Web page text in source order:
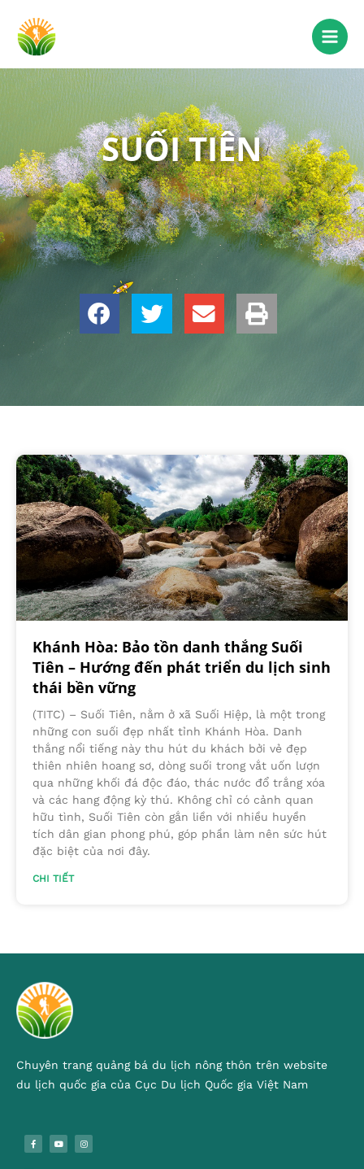
SUỐI TIÊN
Khánh Hòa: Bảo tồn danh thắng Suối
Tiên – Hướng đến phát triển du lịch sinh
thái bền vững
(TITC) – Suối Tiên, nằm ở xã Suối Hiệp, là một trong
những con suối đẹp nhất tỉnh Khánh Hòa. Danh
thắng nổi tiếng này thu hút du khách bởi vẻ đẹp
thiên nhiên hoang sơ, dòng suối trong vắt uốn lượn
qua những khối đá độc đáo, thác nước đổ trắng xóa
và các hang động kỳ thú. Không chỉ có cảnh quan
hữu tình, Suối Tiên còn gắn liền với nhiều huyền
tích dân gian phong phú, góp phần làm nên sức hút
đặc biệt của nơi đây.
CHI TIẾT
Chuyên trang quảng bá du lịch nông thôn trên website
du lịch quốc gia của Cục Du lịch Quốc gia Việt Nam